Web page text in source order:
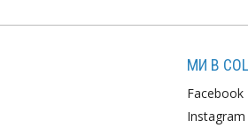
МИ В
Facebook
Instagram